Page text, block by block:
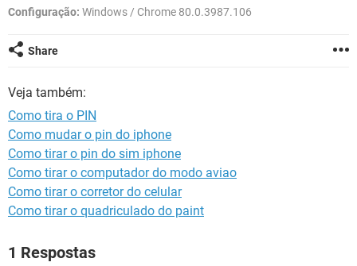
Configuração: Windows / Chrome 80.0.3987.106
Share
Veja também:
Como tira o PIN
Como mudar o pin do iphone
Como tirar o pin do sim iphone
Como tirar o computador do modo aviao
Como tirar o corretor do celular
Como tirar o quadriculado do paint
1 Respostas